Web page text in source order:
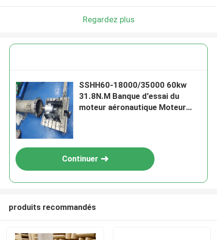
Regardez plus
SSHH60-18000/35000 60kw
31.8N.M Banque d'essai du
moteur aéronautique Moteur
Continuer
produits recommandés